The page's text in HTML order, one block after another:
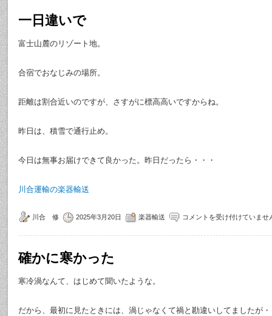
一日違いで
富士山麓のリゾート地。
合宿でおなじみの場所。
距離は割合近いのですが、さすがに標高高いですからね。
昨日は、積雪で通行止め。
今日は無事お届けできて良かった。昨日だったら・・・
川合運輸の楽器輸送
川合 修 2025年3月20日 楽器輸送 コメントを受け付けていませ
確かに寒かった
寒冷渦なんて、はじめて聞いたような。
だから、最初に見たときには、渦じゃなくて禍と勘違いしてましたが